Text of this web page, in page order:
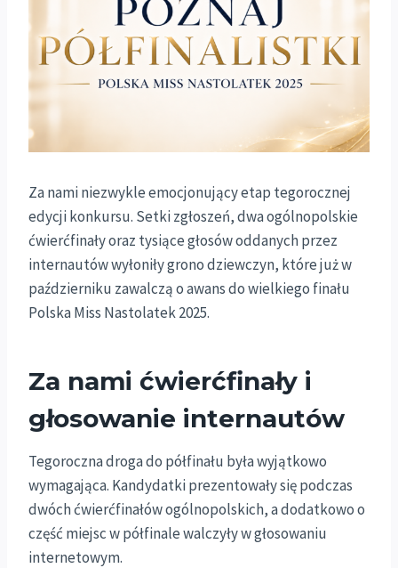
Za nami niezwykle emocjonujący etap tegorocznej
edycji konkursu. Setki zgłoszeń, dwa ogólnopolskie
ćwierćfinały oraz tysiące głosów oddanych przez
internautów wyłoniły grono dziewczyn, które już w
październiku zawalczą o awans do wielkiego finału
Polska Miss Nastolatek 2025.
Za nami ćwierćfinały i
głosowanie internautów
Tegoroczna droga do półfinału była wyjątkowo
wymagająca. Kandydatki prezentowały się podczas
dwóch ćwierćfinałów ogólnopolskich, a dodatkowo o
część miejsc w półfinale walczyły w głosowaniu
internetowym.